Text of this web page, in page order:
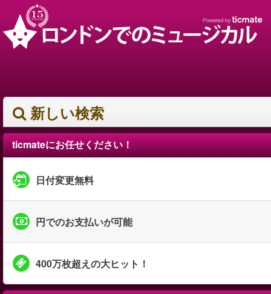
新しい検索
ticmateにお任せください！
日付変更無料
円でのお支払いが可能
400万枚超えの大ヒット！